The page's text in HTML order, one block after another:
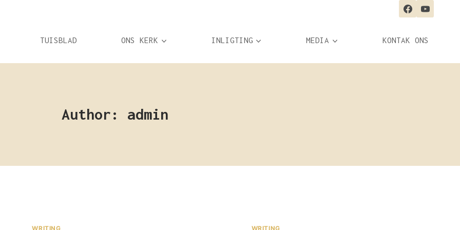
TUISBLAD ONS KERK INLIGTING MEDIA KONTAK ONS
Author: admin
WRITING WRITING